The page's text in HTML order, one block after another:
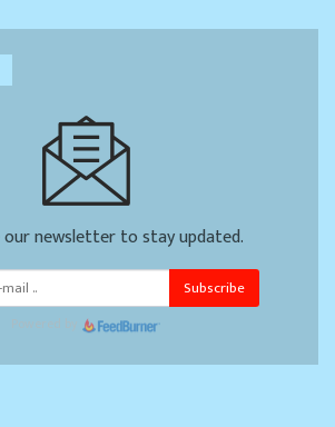
our newsletter to stay updated.
Subscribe